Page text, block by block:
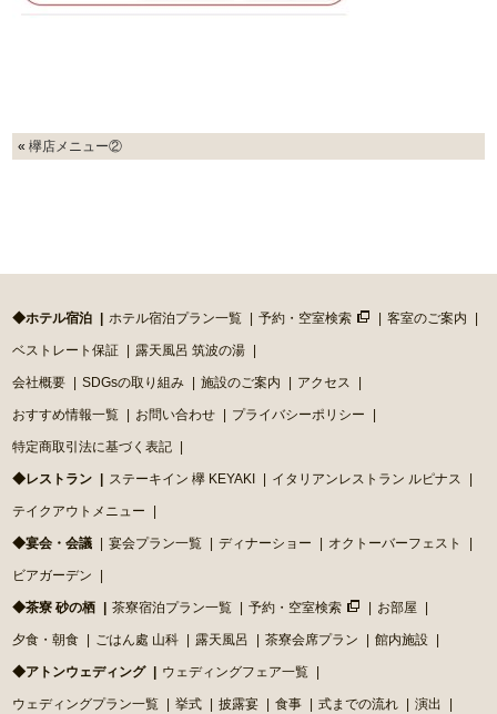
«欅店メニュー②
◆ホテル宿泊 ホテル宿泊プラン一覧 予約・空室検索 客室のご案内
ベストレート保証 露天風呂 筑波の湯
会社概要 SDGsの取り組み 施設のご案内 アクセス
おすすめ情報一覧 お問い合わせ プライバシーポリシー
特定商取引法に基づく表記
◆レストラン ステーキイン 欅 KEYAKI イタリアンレストラン ルピナス
テイクアウトメニュー
◆宴会・会議 宴会プラン一覧 ディナーショー オクトーバーフェスト
ビアガーデン
◆茶寮 砂の栖 茶寮宿泊プラン一覧 予約・空室検索 お部屋
夕食・朝食 ごはん處 山科 露天風呂 茶寮会席プラン 館内施設
◆アトンウェディング ウェディングフェア一覧
ウェディングプラン一覧 挙式 披露宴 食事 式までの流れ 演出